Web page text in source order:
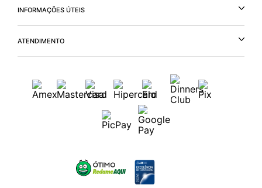
INFORMAÇÕES ÚTEIS
ATENDIMENTO